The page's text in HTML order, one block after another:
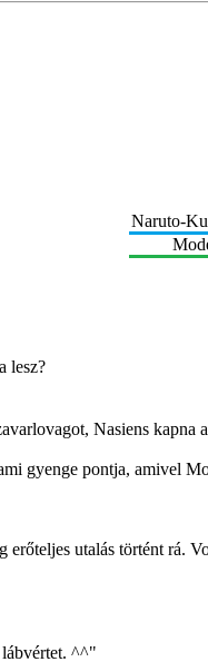
Naruto-
lesz?
Nasiens kapna
gyenge pontja, amivel
utalás történt rá.
lábvértet. ^^"